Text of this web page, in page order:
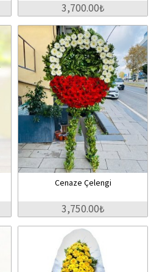
3,700.00₺
Cenaze Çelengi
3,750.00₺